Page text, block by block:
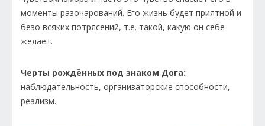
моменты разочарований. Его жизнь будет приятной и
безо всяких потрясений, т.е. такой, какую он себе
желает.
Черты рождённых под знаком Дога:
наблюдательность, организаторские способности,
реализм.